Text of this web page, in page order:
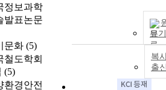
정보과학
발표논문
문화 (5)
철도학회
(5)
환경안전
보기
복
출